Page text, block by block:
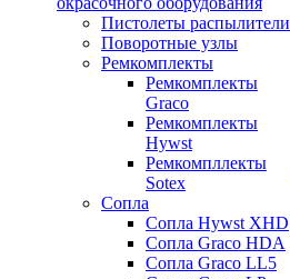
Пистолеты распылители
Поворотные узлы
Ремкомплекты
Ремкомплекты
Graco
Ремкомплекты
Hywst
Ремкомпллекты
Sotex
Сопла
Сопла Hywst XHD
Сопла Graco HDA
Сопла Graco LL5